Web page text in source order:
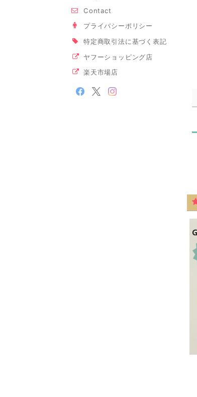
Contact
プライバシーポリシー
特定商取引法に基づく表記
ヤフーショッピング店
楽天市場店